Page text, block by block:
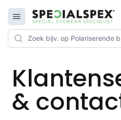
Open menu
Specialspex Logo
&